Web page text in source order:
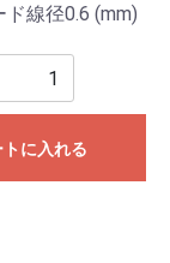
ド線径0.6 (mm)
トに入れる